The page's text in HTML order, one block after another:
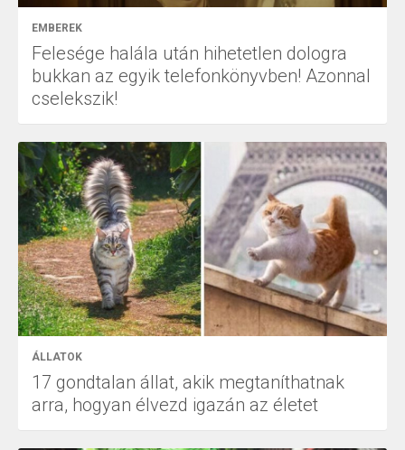
EMBEREK
Felesége halála után hihetetlen dologra
bukkan az egyik telefonkönyvben! Azonnal
cselekszik!
ÁLLATOK
17 gondtalan állat, akik megtaníthatnak
arra, hogyan élvezd igazán az életet